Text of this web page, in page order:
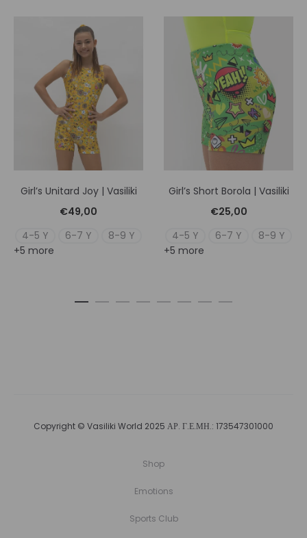
Girl’s Unitard Joy | Vasiliki
€49,00
4-5 Y
6-7 Y
8-9 Y
+5 more
Girl’s Short Borola | Vasiliki
€25,00
4-5 Y
6-7 Y
8-9 Y
+5 more
Copyright © Vasiliki World 2025 ΑΡ. Γ.Ε.ΜΗ.: 173547301000
Shop
Emotions
Sports Club